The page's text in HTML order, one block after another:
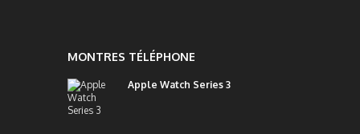
MONTRES TÉLÉPHONE
Apple Watch Series 3